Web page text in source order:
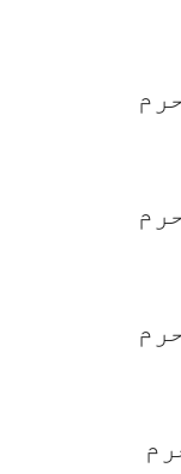
5/ محرم
6/ محرم
7/ محرم
8/محرم